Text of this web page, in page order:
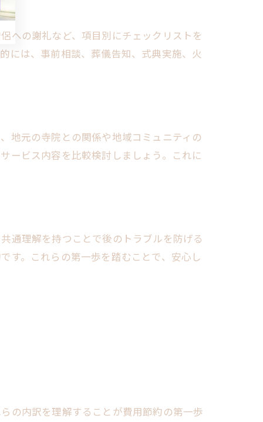
への謝礼など、項目別にチェックリストを
には、事前相談、葬儀告知、式典実施、火
地元の寺院との関係や地域コミュニティの
ービス内容を比較検討しましょう。これに
通理解を持つことで後のトラブルを防げる
す。これらの第一歩を踏むことで、安心し
の内訳を理解することが費用節約の第一歩